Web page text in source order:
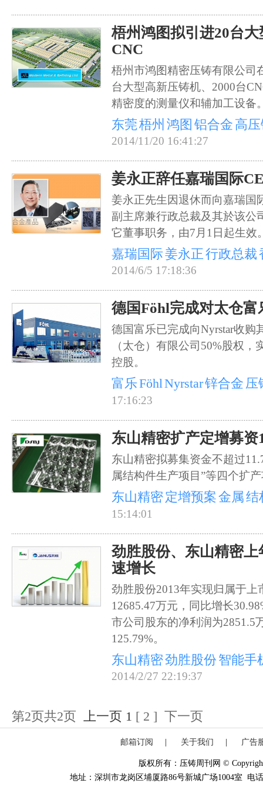
梧州鸿图拟引进20台
CNC
梧州市鸿图精密压铸有限公司
台大型高新压铸机、2000台
精密度的测量仪和辅加工设备
东莞梧州 鸿图 铝合金 高
2014/11/20 16:41:27
姜永正辞任嘉瑞国际
姜永正先生因退休而向嘉瑞国
副主席兼行政总裁及其於该公
它董事职务，由7月1日起生效
嘉瑞国际姜永正行政总裁
2014/6/5 17:18:36
德国Föhl完成对太仓富
德国富乐已完成向Nyrstar收购
（太仓）有限公司50%股权，
控股。
富乐FöhlNyrstar锌合金 压
17:16:23
东山精密扩产定增募资
东山精密拟募集资金不超过
属结构件生产项目”等四个扩
东山精密定增预案金属结
15:14:01
劲胜股份、东山精密
速增长
劲胜股份2013年实现归属于上
12685.47万元，同比增长
市公司股东的净利润为2851.5
125.79%。
东山精密劲胜股份 智能手
2014/2/27 22:19:37
第2页共2页 上一页 1 [ 2 ] 下一页
邮箱订阅 关于我们 广告
版权所有：压铸周刊网 ©
地址：深圳市龙岗区埔厦路86号新城广场1004室 电